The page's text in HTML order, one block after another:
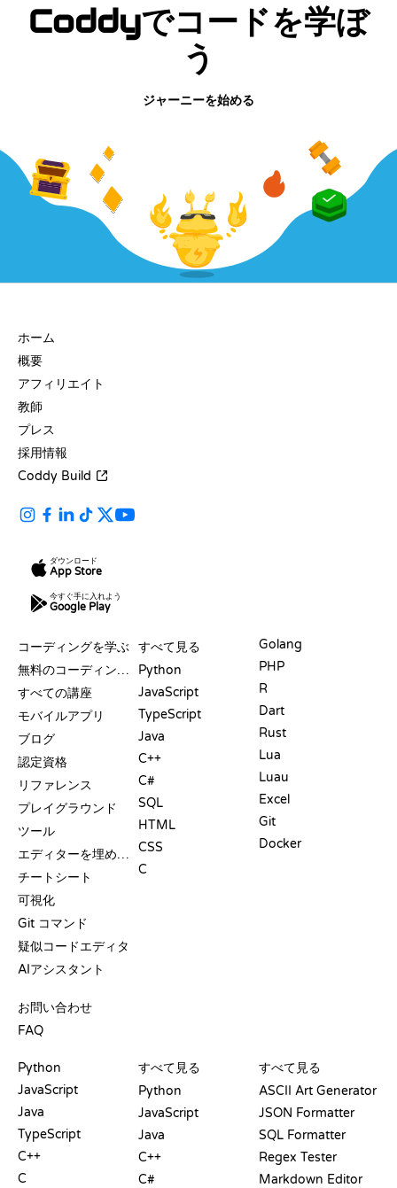
Coddyでコードを学ぼ
う
ジャーニーを始める
ホーム
概要
アフィリエイト
教師
プレス
採用情報
Coddy Build
ダウンロード
App Store
今すぐ手に入れよう
Google Play
コーディングを学ぶ
無料のコーディングサイト
すべての講座
モバイルアプリ
ブログ
認定資格
リファレンス
プレイグラウンド
ツール
エディターを埋め込む
チートシート
可視化
Git コマンド
疑似コードエディタ
AIアシスタント
お問い合わせ
FAQ
すべて見る
Python
JavaScript
TypeScript
Java
C++
C#
SQL
HTML
CSS
C
Golang
PHP
R
Dart
Rust
Lua
Luau
Excel
Git
Docker
Python
JavaScript
Java
TypeScript
C++
C
すべて見る
Python
JavaScript
Java
C++
C#
すべて見る
ASCII Art Generator
JSON Formatter
SQL Formatter
Regex Tester
Markdown Editor